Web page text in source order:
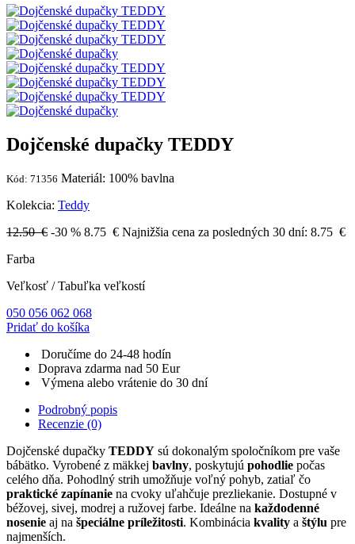
Dojčenské dupačky TEDDY
Kód: 71356 Materiál: 100% bavlna
Kolekcia: Teddy
12.50 € -30 % 8.75 € Najnižšia cena za posledných 30 dní: 8.75 €
Farba
Veľkosť /Tabuľka veľkostí
050 056 062 068
Pridať do košíka
Doručíme do 24-48 hodín
Doprava zdarma nad 50 Eur
Výmena alebo vrátenie do 30 dní
Podrobný popis
Recenzie (0)
Dojčenské dupačky TEDDY sú dokonalým spoločníkom pre vaše
bábätko. Vyrobené z mäkkej bavlny, poskytujú pohodlie počas
celého dňa. Pohodlný strih umožňuje voľný pohyb, zatiaľ čo
praktické zapínanie na cvoky uľahčuje prezliekanie. Dostupné v
béžovej, sivej, modrej a ružovej farbe. Ideálne na každodenné
nosenie aj na špeciálne príležitosti. Kombinácia kvality a štýlu pre
najmenších.